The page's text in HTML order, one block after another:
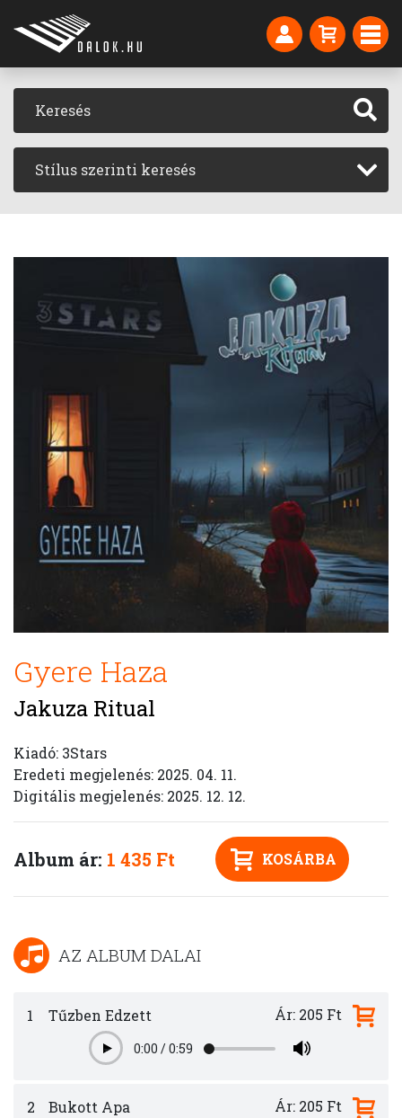
Stílus szerinti keresés
Gyere Haza
Jakuza Ritual
Kiadó: 3Stars
Eredeti megjelenés: 2025. 04. 11.
Digitális megjelenés: 2025. 12. 12.
Album ár: 1 435 Ft KOSÁRBA
AZ ALBUM DALAI
1 Tűzben Edzett
Play0:00 /0:59
Ár: 205 Ft
2 Bukott Apa Ár: 205 Ft